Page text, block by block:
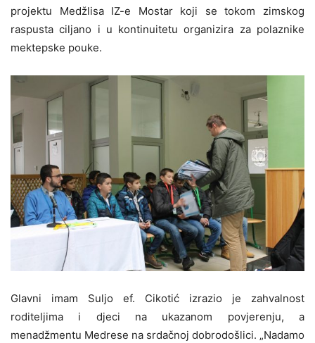
projektu Medžlisa IZ-e Mostar koji se tokom zimskog
raspusta ciljano i u kontinuitetu organizira za polaznike
mektepske pouke.
Glavni imam Suljo ef. Cikotić izrazio je zahvalnost
roditeljima i djeci na ukazanom povjerenju, a
menadžmentu Medrese na srdačnoj dobrodošlici. „Nadamo